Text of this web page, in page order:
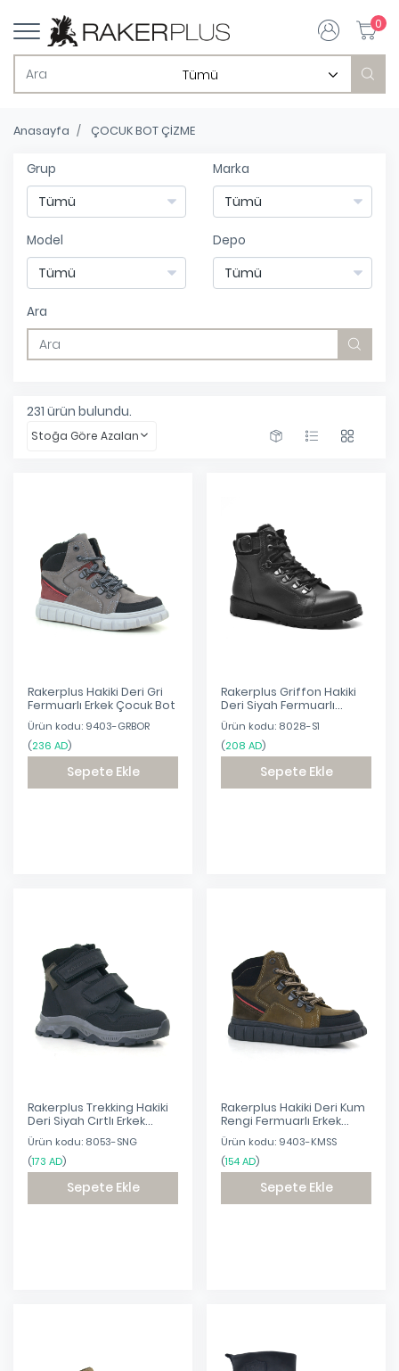
0
Anasayfa ÇOCUK BOT ÇİZME
Grup Marka
Model Depo
Ara
231 ürün bulundu.
Stoğa Göre Azalan
Rakerplus Hakiki Deri Gri
Fermuarlı Erkek Çocuk Bot
Ürün kodu: 9403-GRBOR
(236 AD)
Sepete Ekle
Rakerplus Griffon Hakiki
Deri Siyah Fermuarlı
Çocuk Bot
Ürün kodu: 8028-S1
(208 AD)
Sepete Ekle
Rakerplus Trekking Hakiki
Deri Siyah Cırtlı Erkek
Çocuk Bot
Ürün kodu: 8053-SNG
(173 AD)
Sepete Ekle
Rakerplus Hakiki Deri Kum
Rengi Fermuarlı Erkek
Çocuk Bot
Ürün kodu: 9403-KMSS
(154 AD)
Sepete Ekle